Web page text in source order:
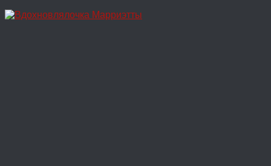
Перейти